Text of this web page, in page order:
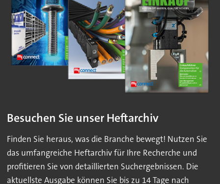
Besuchen Sie unser Heftarchiv
Finden Sie heraus, was die Branche bewegt! Nutzen Sie
das umfangreiche Heftarchiv für Ihre Recherche und
profitieren Sie von detaillierten Suchergebnissen. Die
aktuellste Ausgabe können Sie bis zu 14 Tage nach